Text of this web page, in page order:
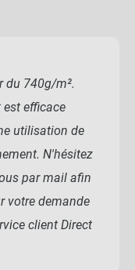
du 740g/m².
est efficace
utilisation de
N'hésitez
par mail afin
votre demande
client Direct